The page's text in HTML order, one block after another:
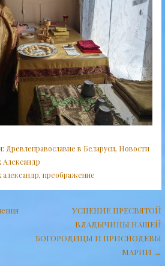
Древлеправославие в Беларуси, Новости
Александр
александр, преображение
УСПЕНИЕ ПРЕСВЯТОЙ
ВЛАДЫЧИЦЫ НАШЕЙ
БОГОРОДИЦЫ И ПРИСНОДЕВЫ
МАРИИ →